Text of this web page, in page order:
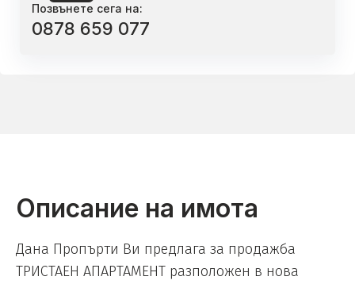
Позвънете сега на:
0878 659 077
Описание на имота
Дана Пропърти Ви предлага за продажба
ТРИСТАЕН АПАРТАМЕНТ разположен в нова